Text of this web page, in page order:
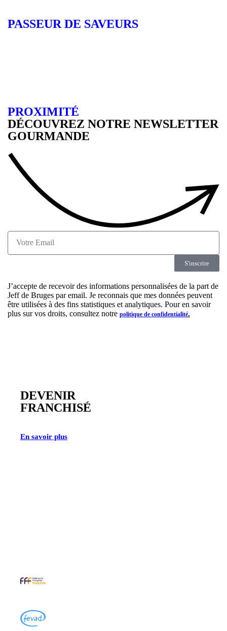
PASSEUR DE SAVEURS
PROXIMITÉ
DÉCOUVREZ NOTRE NEWSLETTER
GOURMANDE
S'inscrire
J’accepte de recevoir des informations personnalisées de la part de
Jeff de Bruges par email. Je reconnais que mes données peuvent
être utilisées à des fins statistiques et analytiques. Pour en savoir
plus sur vos droits, consultez notre politique de confidentialité.
DEVENIR
FRANCHISÉ
En savoir plus